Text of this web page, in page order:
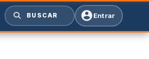
BUSCAR Entrar